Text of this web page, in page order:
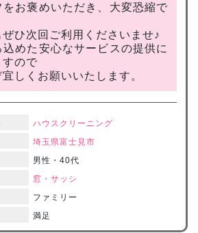
お褒めいただき、大変恐縮で
ひ次回ご利用くださいませ♪
めた安心なサービスの提供に
ので
しくお願いいたします。
ハウスクリーニング
埼玉県富士見市
男性・40代
窓・サッシ
ファミリー
満足